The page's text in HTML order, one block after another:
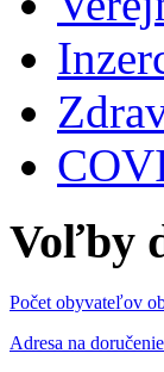
Voľby
Počet obyvateľov
Adresa na